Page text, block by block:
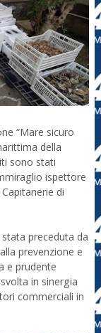
“Mare sicuro
della
sono stati
ispettore
di
preceduta da
prevenzione e
e prudente
in sinergia
commerciali in